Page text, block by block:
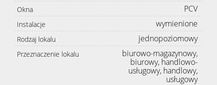
Okna PCV
Instalacje wymienione
Rodzaj lokalu jednopoziomowy
Przeznaczenie lokalu
biurowo-magazynowy,
biurowy, handlowo-
usługowy, handlowy,
usługowy